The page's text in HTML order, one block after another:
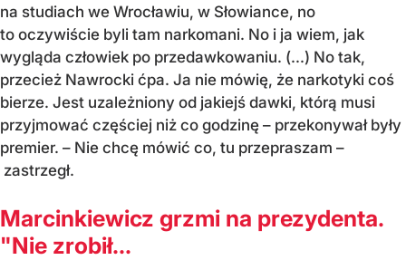
na studiach we Wrocławiu, w Słowiance, no
to oczywiście byli tam narkomani. No i ja wiem, jak
wygląda człowiek po przedawkowaniu. (...) No tak,
przecież Nawrocki ćpa. Ja nie mówię, że narkotyki coś
bierze. Jest uzależniony od jakiejś dawki, którą musi
przyjmować częściej niż co godzinę – przekonywał były
premier. – Nie chcę mówić co, tu przepraszam –
zastrzegł.
Marcinkiewicz grzmi na prezydenta.
"Nie zrobił...